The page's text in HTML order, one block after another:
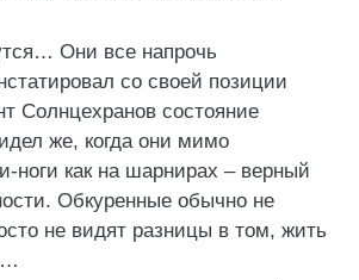
Они все напрочь
со своей позиции
Солнцехранов состояние
же, когда они мимо
ноги как на шарнирах – верный
Обкуренные обычно не
не видят разницы в том, жить